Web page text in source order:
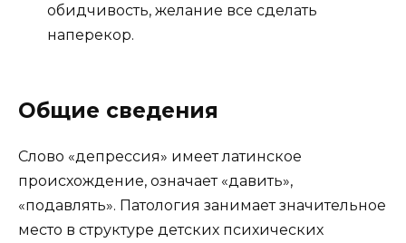
обидчивость, желание все сделать
наперекор.
Общие сведения
Слово «депрессия» имеет латинское
происхождение, означает «давить»,
«подавлять». Патология занимает значительное
место в структуре детских психических